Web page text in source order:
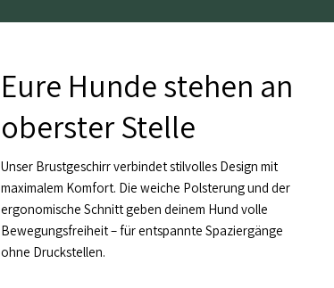
Eure Hunde stehen an
oberster Stelle
Unser Brustgeschirr verbindet stilvolles Design mit
maximalem Komfort. Die weiche Polsterung und der
ergonomische Schnitt geben deinem Hund volle
Bewegungsfreiheit – für entspannte Spaziergänge
ohne Druckstellen.